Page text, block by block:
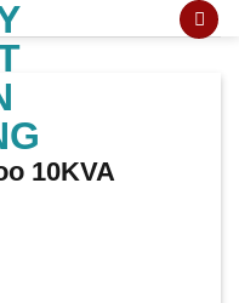
10KVA